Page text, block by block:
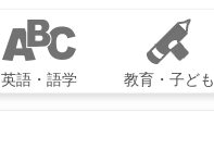
英語・語学 教育・子ども